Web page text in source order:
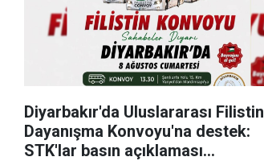
Diyarbakır'da Uluslararası Filistin
Dayanışma Konvoyu'na destek:
STK'lar basın açıklaması